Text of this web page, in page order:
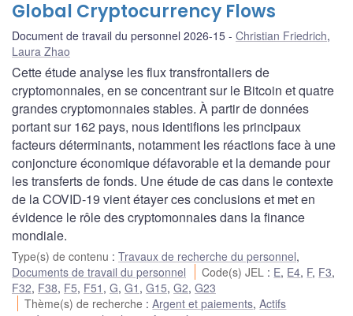
Global Cryptocurrency Flows
Document de travail du personnel 2026-15 Christian Friedrich,
Laura Zhao
Cette étude analyse les flux transfrontaliers de
cryptomonnaies, en se concentrant sur le Bitcoin et quatre
grandes cryptomonnaies stables. À partir de données
portant sur 162 pays, nous identifions les principaux
facteurs déterminants, notamment les réactions face à une
conjoncture économique défavorable et la demande pour
les transferts de fonds. Une étude de cas dans le contexte
de la COVID‑19 vient étayer ces conclusions et met en
évidence le rôle des cryptomonnaies dans la finance
mondiale.
Type(s) de contenu : Travaux de recherche du personnel,
Documents de travail du personnel
Code(s) JEL : E, E4, F, F3,
F32, F38, F5, F51 , G, G1 , G15, G2, G23
Thème(s) de recherche :Argent et paiements,Actifs